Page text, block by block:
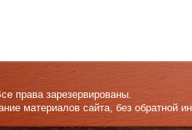
права зарезервированы.
материалов сайта, без обратной